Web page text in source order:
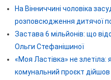
На Вінниччині чоловіка
розповсюдження дитячої
Застава 6 мільйонів: що
Ольги Стефанішиної
«Моя Ластівка» не злетіла:
комунальний проєкт дійшов